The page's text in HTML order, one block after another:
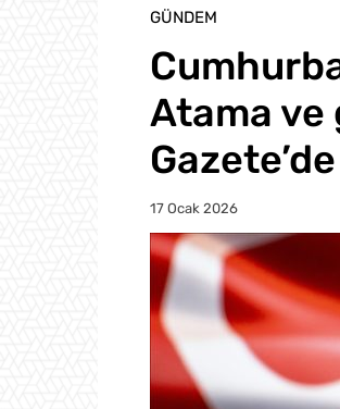
GÜNDEM
Atama ve
Gazete’de
17 Ocak 2026